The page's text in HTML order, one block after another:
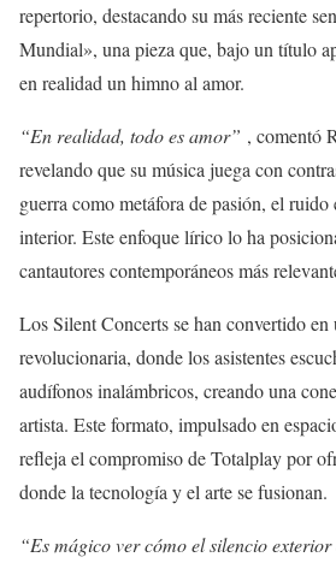
repertorio, destacando su más reciente
Mundial», una pieza que, bajo un título
en realidad un himno al amor.
“En realidad, todo es amor” , comentó
revelando que su música juega con
guerra como metáfora de pasión, el ruido
interior. Este enfoque lírico lo ha
cantautores contemporáneos más
Los Silent Concerts se han convertido en
revolucionaria, donde los asistentes
audífonos inalámbricos, creando una
artista. Este formato, impulsado en
refleja el compromiso de Totalplay por
donde la tecnología y el arte se fusionan.
“Es mágico ver cómo el silencio